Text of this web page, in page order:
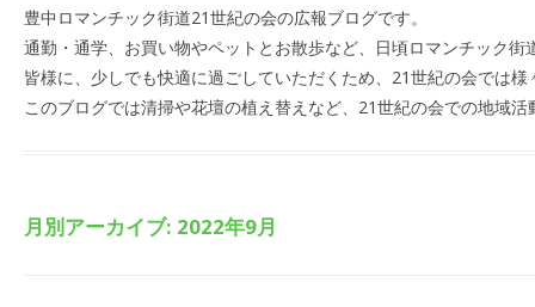
豊中ロマンチック街道21世紀の会の広報ブログです。
通勤・通学、お買い物やペットとお散歩など、日頃ロマンチック街
皆様に、少しでも快適に過ごしていただくため、21世紀の会では
このブログでは清掃や花壇の植え替えなど、21世紀の会での地域
月別アーカイブ: 2022年9月